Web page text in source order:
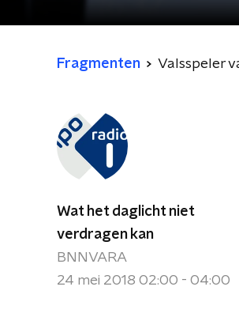
Fragmenten Valsspeler
Wat het daglicht niet
verdragen kan
BNNVARA
24 mei 2018 02:00 - 04:00